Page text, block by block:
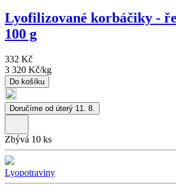
Lyofilizované korbáčiky -
100 g
332 Kč
3 320 Kč/kg
Do košíku
Doručíme od úterý 11. 8.
Zbývá 10 ks
Lyopotraviny